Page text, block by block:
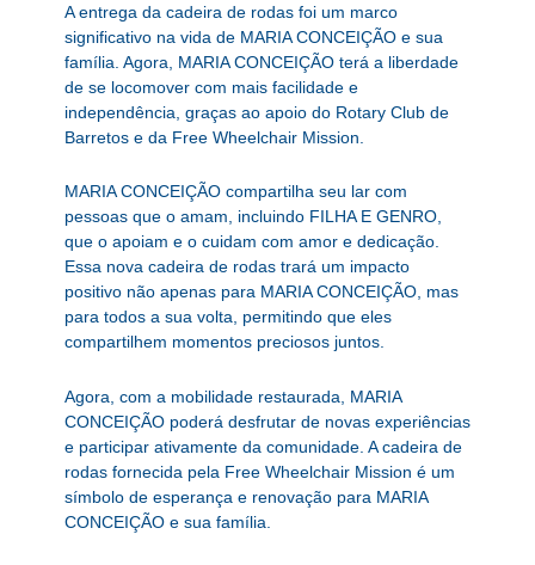
A entrega da cadeira de rodas foi um marco
significativo na vida de MARIA CONCEIÇÃO e sua
família. Agora, MARIA CONCEIÇÃO terá a liberdade
de se locomover com mais facilidade e
independência, graças ao apoio do Rotary Club de
Barretos e da Free Wheelchair Mission.
MARIA CONCEIÇÃO compartilha seu lar com
pessoas que o amam, incluindo FILHA E GENRO,
que o apoiam e o cuidam com amor e dedicação.
Essa nova cadeira de rodas trará um impacto
positivo não apenas para MARIA CONCEIÇÃO, mas
para todos a sua volta, permitindo que eles
compartilhem momentos preciosos juntos.
Agora, com a mobilidade restaurada, MARIA
CONCEIÇÃO poderá desfrutar de novas experiências
e participar ativamente da comunidade. A cadeira de
rodas fornecida pela Free Wheelchair Mission é um
símbolo de esperança e renovação para MARIA
CONCEIÇÃO e sua família.